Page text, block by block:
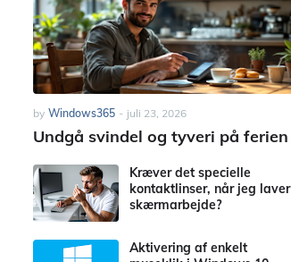
by Windows365 - juli 23, 2026
Undgå svindel og tyveri på ferien
Kræver det specielle
kontaktlinser, når jeg laver
skærmarbejde?
Aktivering af enkelt